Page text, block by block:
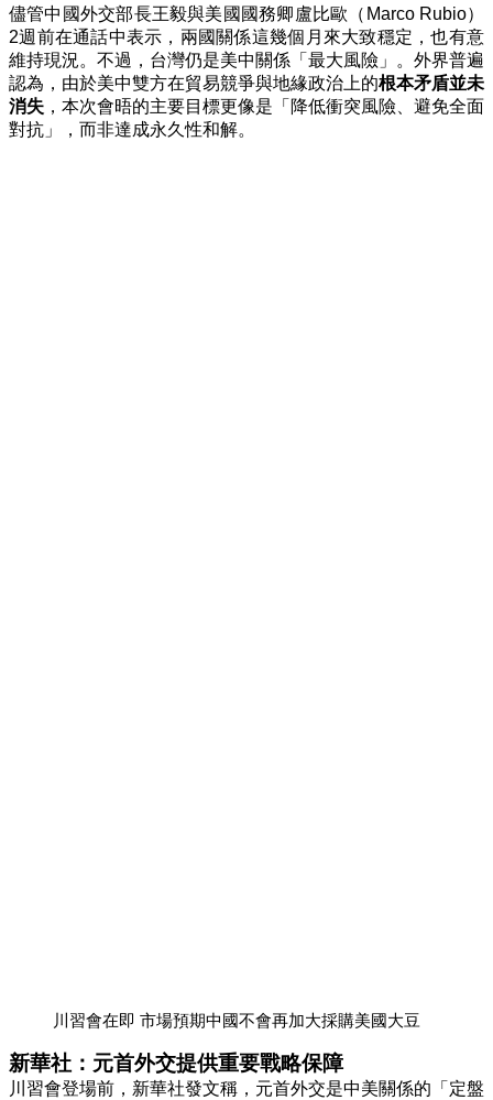
儘管中國外交部長王毅與美國國務卿盧比歐（Marco Rubio）
2週前在通話中表示，兩國關係這幾個月來大致穩定，也有意
維持現況。不過，台灣仍是美中關係「最大風險」。外界普遍
認為，由於美中雙方在貿易競爭與地緣政治上的根本矛盾並未
消失 ，本次會晤的主要目標更像是「降低衝突風險、避免全面
對抗」，而非達成永久性和解。
川習會在即 市場預期中國不會再加大採購美國大豆
新華社 ：元首外交提供重要戰略保障
川習會登場前，新華社發文稱，元首外交是中美關係的「定盤